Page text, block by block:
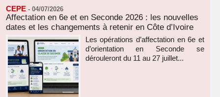
CEPE - 04/07/2026
Affectation en 6e et en Seconde 2026 : les nouvelles
dates et les changements à retenir en Côte d’Ivoire
Les opérations d’affectation en 6e et
d’orientation en Seconde se
dérouleront du 11 au 27 juillet...